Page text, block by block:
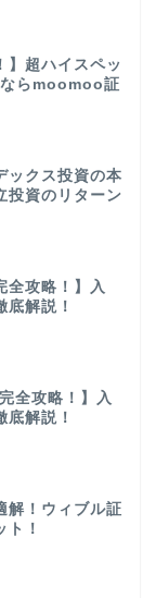
】超ハイスペッ
らmoomoo証
ックス投資の本
投資のリターン
全攻略！】入
底解説！
全攻略！】入
底解説！
解！ウィブル証
ト！